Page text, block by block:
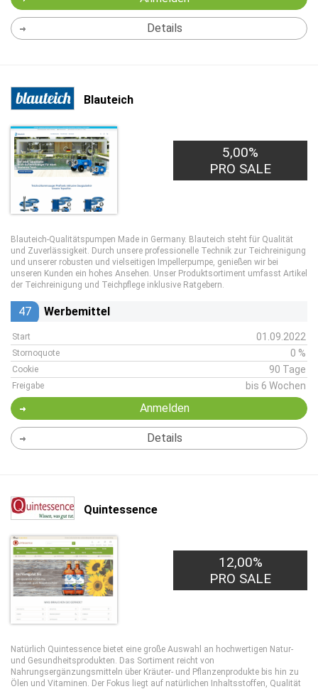
Details
Blauteich
5,00%
PRO SALE
Blauteich-Qualitätspumpen Made in Germany. Blauteich steht für Qualität
und Zuverlässigkeit. Durch unsere professionelle Technik zur Teichreinigung
und unserer robusten und vielseitigen Impellerpumpe, genießen wir bei
unseren Kunden ein hohes Ansehen. Unser Produktsortiment umfasst Artikel
der Teichreinigung und Teichpflege inklusive Ratgebern.
47 Werbemittel
Start 01.09.2022
Stornoquote 0 %
Cookie 90 Tage
Freigabe bis 6 Wochen
Anmelden
Details
Quintessence
12,00%
PRO SALE
Natürlich Quintessence bietet eine große Auswahl an hochwertigen Natur-
und Gesundheitsprodukten. Das Sortiment reicht von
Nahrungsergänzungsmitteln über Kräuter- und Pflanzenprodukte bis hin zu
Ölen und Vitaminen. Der Fokus liegt auf natürlichen Inhaltsstoffen, Qualität